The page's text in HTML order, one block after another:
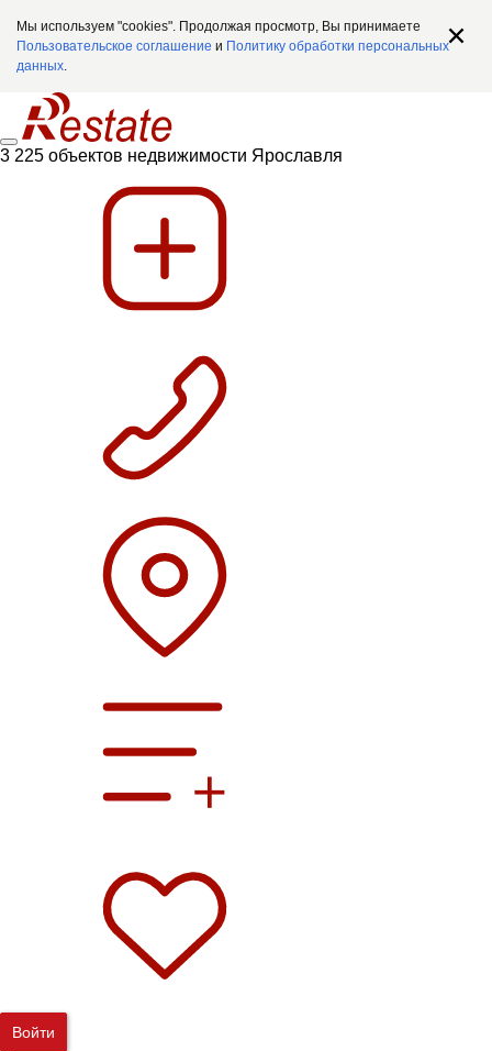
Мы используем "cookies". Продолжая просмотр, Вы принимаете
Пользовательское соглашение и Политику обработки персональных
данных.
3 225 объектов недвижимости Ярославля
Войти